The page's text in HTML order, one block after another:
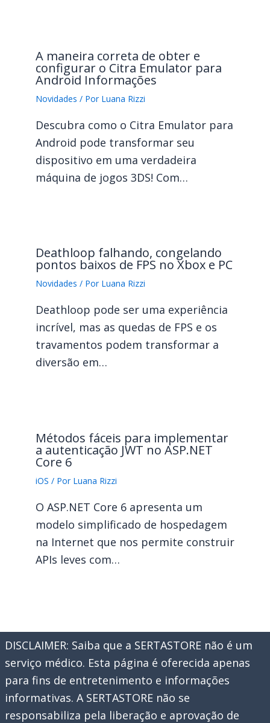
A maneira correta de obter e
configurar o Citra Emulator para
Android Informações
Novidades / Por Luana Rizzi
Descubra como o Citra Emulator para
Android pode transformar seu
dispositivo em uma verdadeira
máquina de jogos 3DS! Com…
Deathloop falhando, congelando
pontos baixos de FPS no Xbox e PC
Novidades / Por Luana Rizzi
Deathloop pode ser uma experiência
incrível, mas as quedas de FPS e os
travamentos podem transformar a
diversão em…
Métodos fáceis para implementar
a autenticação JWT no ASP.NET
Core 6
iOS / Por Luana Rizzi
O ASP.NET Core 6 apresenta um
modelo simplificado de hospedagem
na Internet que nos permite construir
APIs leves com…
DISCLAIMER: Saiba que a SERTASTORE não é um
serviço médico. Esta página é oferecida apenas
para fins de entretenimento e informações
informativas. A SERTASTORE não se
responsabiliza pela liberação e aprovação de